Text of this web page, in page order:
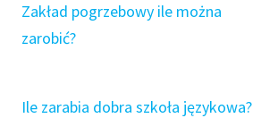
Zakład pogrzebowy ile można
zarobić?
Ile zarabia dobra szkoła językowa?